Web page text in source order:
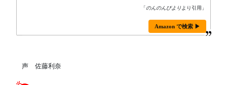
「のんのんびより より引用」
Amazon で検索 ▶
声 佐藤利奈